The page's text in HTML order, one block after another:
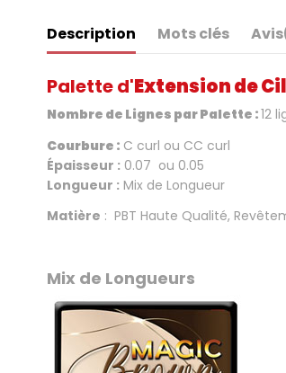
Description Mots clés Avis
Palette d'Extension de
Nombre de Lignes par Palette :12
Courbure : C curl ou CC curl
Épaisseur : 0.07 ou 0.05
Longueur : Mix de Longueur
Matière : PBT Haute Qualité,
Mix de Longueurs